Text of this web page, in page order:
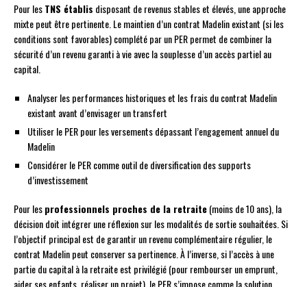
Pour lesTNS établis disposant de revenus stables et élevés, une approche
mixte peut être pertinente. Le maintien d’un contrat Madelin existant (si les
conditions sont favorables) complété par un PER permet de combiner la
sécurité d’un revenu garanti à vie avec la souplesse d’un accès partiel au
capital.
Analyser les performances historiques et les frais du contrat Madelin
existant avant d’envisager un transfert
Utiliser le PER pour les versements dépassant l’engagement annuel du
Madelin
Considérer le PER comme outil de diversification des supports
d’investissement
Pour lesprofessionnels proches de la retraite(moins de 10 ans), la
décision doit intégrer une réflexion sur les modalités de sortie souhaitées. Si
l’objectif principal est de garantir un revenu complémentaire régulier, le
contrat Madelin peut conserver sa pertinence. À l’inverse, si l’accès à une
partie du capital à la retraite est privilégié (pour rembourser un emprunt,
aider ses enfants, réaliser un projet), le PER s’impose comme la solution